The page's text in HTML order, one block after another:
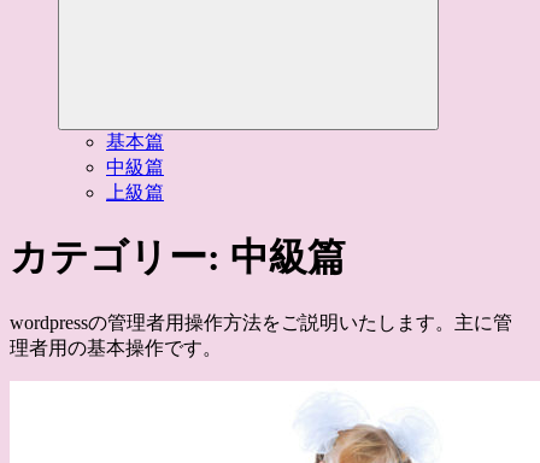
じ
基本篇
中級篇
上級篇
カテゴリー: 中級篇
wordpressの管理者用操作方法をご説明いたします。主に管
理者用の基本操作です。